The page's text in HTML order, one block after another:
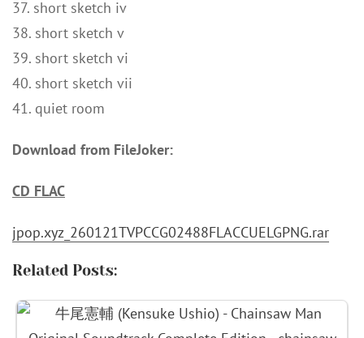
37. short sketch iv
38. short sketch v
39. short sketch vi
40. short sketch vii
41. quiet room
Download from FileJoker:
CD FLAC
jpop.xyz_260121TVPCCG02488FLACCUELGPNG.rar
Related Posts: